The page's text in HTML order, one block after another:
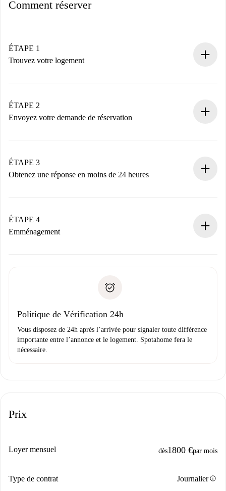
Comment réserver
ÉTAPE 1
Trouvez votre logement
Vous disposez à l’avance de toutes les informations
nécessaires.
ÉTAPE 2
Envoyez votre demande de réservation
Nous ne vous facturerons rien tant que le propriétaire
n’aura pas accepté.
ÉTAPE 3
Obtenez une réponse en moins de 24 heures
contact avec le propriétaire.
Si refusé : aucun prélèvement et nous vous proposerons
Justificatif de solvabilité
ÉTAPE 4
Emménagement
uniquement si aucun problème n'est signalé.
Politique de Vérification 24h
Vous disposez de 24h après l’arrivée pour signaler toute différence
importante entre l’annonce et le logement. Spotahome fera le
nécessaire.
Prix
Loyer mensuel dès1800 €par mois
Type de contrat Journalierinfo